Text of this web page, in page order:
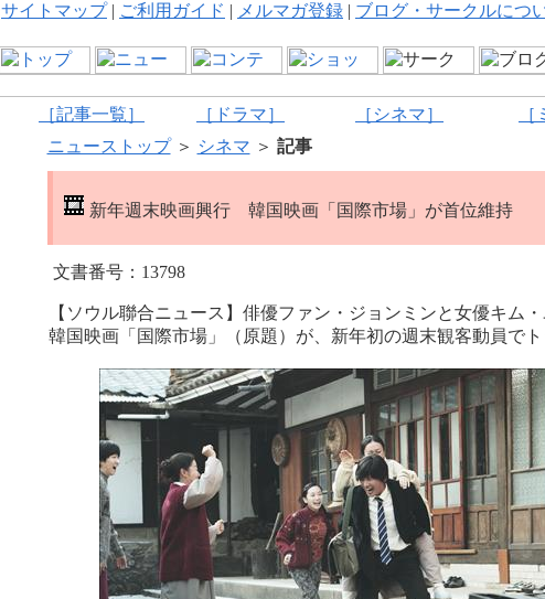
サイトマップ| ご利用ガイド | メルマガ登録 | ブログ・サークルにつ
［記事一覧］ ［ドラマ］ ［シネマ］
ニューストップ＞ シネマ ＞ 記事
新年週末映画興行 韓国映画「国際市場」が首位維持
文書番号：13798
【ソウル聯合ニュース】俳優ファン・ジョンミンと女優キム
韓国映画「国際市場」（原題）が、新年初の週末観客動員でト